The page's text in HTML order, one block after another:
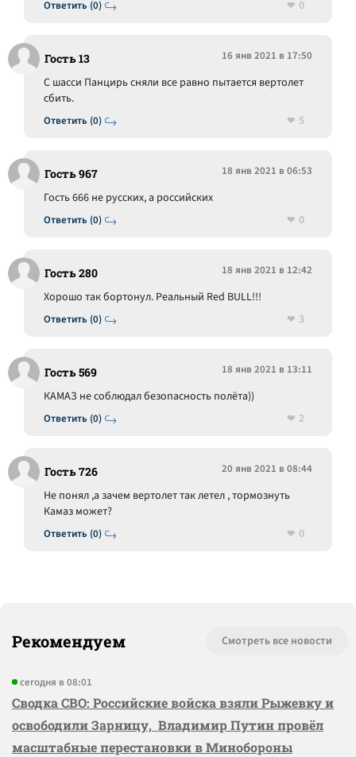
Ответить (0) 0
Гость 13 16 янв 2021 в 17:50
Ответить (0)
С шасси Панцирь сняли все равно пытается вертолет
сбить.
5
Гость 967 18 янв 2021 в 06:53
Ответить (0)
Гость 666 не русских, а российских
0
Гость 280 18 янв 2021 в 12:42
Ответить (0)
Хорошо так бортонул. Реальный Red BULL!!!
3
Гость 569 18 янв 2021 в 13:11
Ответить (0)
КАМАЗ не соблюдал безопасность полёта))
2
Гость 726 20 янв 2021 в 08:44
Ответить (0)
Не понял ,а зачем вертолет так летел , тормознуть
Камаз может?
0
Рекомендуем Смотреть все новости
сегодня в 08:01
Сводка СВО: Российские войска взяли Рыжевку и
освободили Зарницу, Владимир Путин провёл
масштабные перестановки в Минобороны